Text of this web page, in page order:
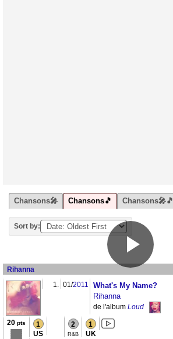
Chansons🎤 Chansons🎵 Chansons🎤🎵
Sort by:
Rihanna
1.
01/2011
What's My Name?
Rihanna
de l'album Loud
20 pts 1
US
2
R&B
1
UK